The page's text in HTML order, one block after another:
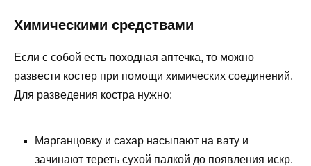
Химическими средствами
Если с собой есть походная аптечка, то можно
развести костер при помощи химических соединений.
Для разведения костра нужно:
Марганцовку и сахар насыпают на вату и
зачинают тереть сухой палкой до появления искр.